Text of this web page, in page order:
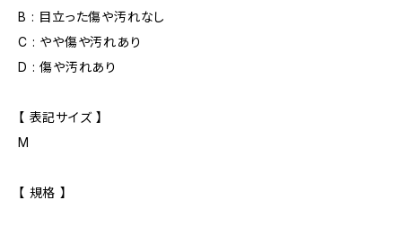
B : 目立った傷や汚れなし
C : やや傷や汚れあり
D : 傷や汚れあり
【 表記サイズ 】
M
【 規格 】